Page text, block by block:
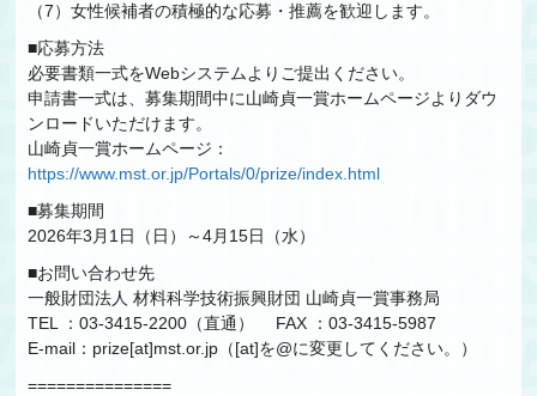
（7）女性候補者の積極的な応募・推薦を歓迎します。
■応募方法
必要書類一式をWebシステムよりご提出ください。
申請書一式は、募集期間中に山崎貞一賞ホームページよりダウ
ンロードいただけます。
山崎貞一賞ホームページ：
https://www.mst.or.jp/Portals/0/prize/index.html
■募集期間
2026年3月1日（日）～4月15日（水）
■お問い合わせ先
一般財団法人 材料科学技術振興財団 山崎貞一賞事務局
TEL ：03-3415-2200（直通） FAX ：03-3415-5987
E-mail：prize[at]mst.or.jp（[at]を@に変更してください。）
===============